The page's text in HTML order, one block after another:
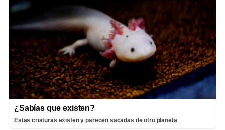
¿Sabías que existen?
Estas criaturas existen y parecen sacadas de otro planeta